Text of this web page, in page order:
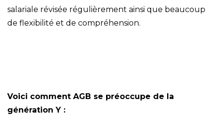
salariale révisée régulièrement ainsi que beaucoup
de flexibilité et de compréhension.
Voici comment AGB se préoccupe de la
génération Y :